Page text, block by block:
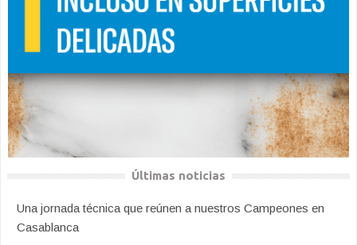
Últimas noticias
Una jornada técnica que reúnen a nuestros Campeones en
Casablanca